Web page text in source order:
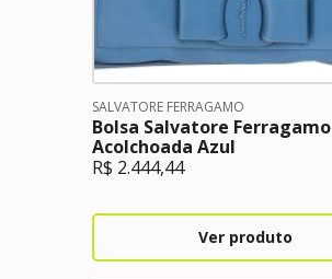
SALVATORE FERRAGAMO
Bolsa Salvatore Ferragamo
Acolchoada Azul
R$ 2.444,44
Ver produto